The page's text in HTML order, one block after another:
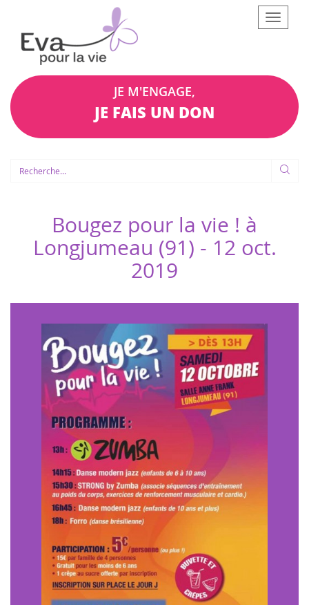
Afficher
le
JE M'ENGAGE,
JE FAIS UN DON
Bougez pour la vie ! à
Longjumeau (91) - 12 oct.
2019